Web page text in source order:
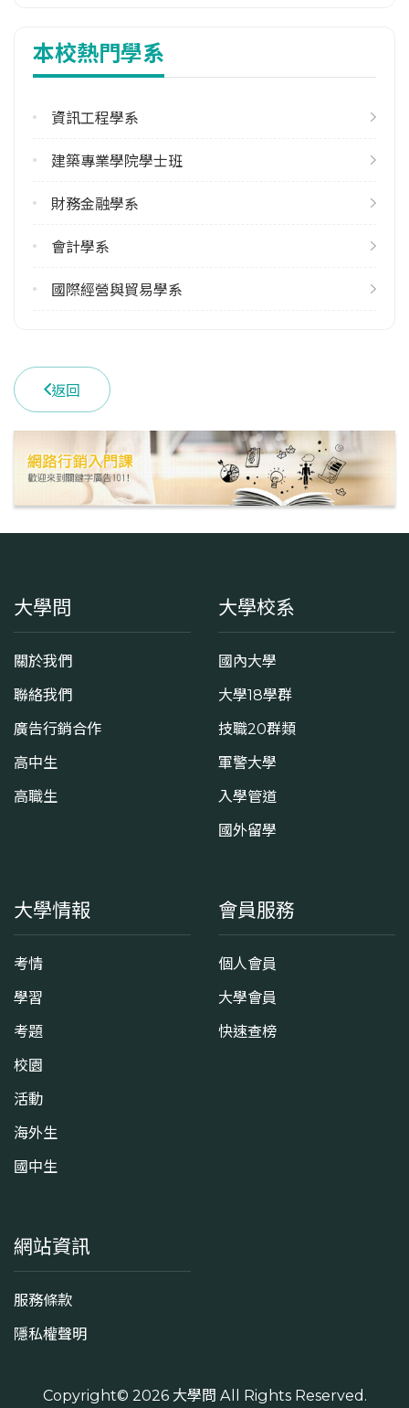
修輔系人數
113學年度上學期
274
366
雙主修人數
113學年度下學期
(04)24517250 #4131
學系地址
臺中市西屯區文華路100號
本校熱門學系
資訊工程學系
建築專業學院學士班
財務金融學系
會計學系
國際經營與貿易學系
返回
大學問
關於我們
聯絡我們
廣告行銷合作
高中生
高職生
大學校系
國內大學
大學18學群
技職20群類
軍警大學
入學管道
國外留學
大學情報
考情
學習
考題
校園
活動
海外生
國中生
會員服務
個人會員
大學會員
快速查榜
網站資訊
服務條款
隱私權聲明
Copyright© 2026 大學問 All Rights Reserved.